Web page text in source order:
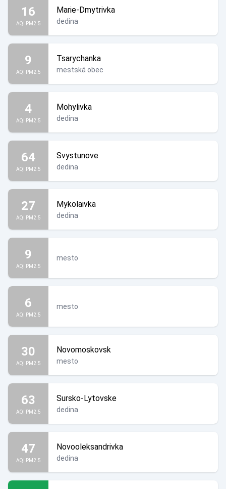
16
AQI PM2.5
Marie-Dmytrivka
dedina
9
AQI PM2.5
Tsarychanka
mestská obec
4
AQI PM2.5
Mohylivka
dedina
64
AQI PM2.5
Svystunove
dedina
27
AQI PM2.5
Mykolaivka
dedina
9
AQI PM2.5
mesto
6
AQI PM2.5
mesto
30
AQI PM2.5
Novomoskovsk
mesto
63
AQI PM2.5
Sursko-Lytovske
dedina
47
AQI PM2.5
Novooleksandrivka
dedina